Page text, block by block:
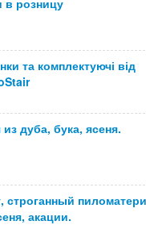
в розницу
та комплектуючі від
дуба, бука, ясеня.
акации.